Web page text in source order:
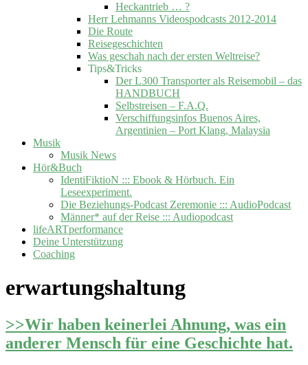
Heckantrieb … ?
Herr Lehmanns Videospodcasts 2012-2014
Die Route
Reisegeschichten
Was geschah nach der ersten Weltreise?
Tips&Tricks
Der L300 Transporter als Reisemobil – das
HANDBUCH
Selbstreisen – F.A.Q.
Verschiffungsinfos Buenos Aires,
Argentinien – Port Klang, Malaysia
Musik
Musik News
Hör&Buch
IdentiFiktioN ::: Ebook & Hörbuch. Ein
Leseexperiment.
Die Beziehungs-Podcast Zeremonie ::: AudioPodcast
Männer* auf der Reise ::: Audiopodcast
lifeARTperformance
Deine Unterstützung
Coaching
erwartungshaltung
>>Wir haben keinerlei Ahnung, was ein
anderer Mensch für eine Geschichte hat.